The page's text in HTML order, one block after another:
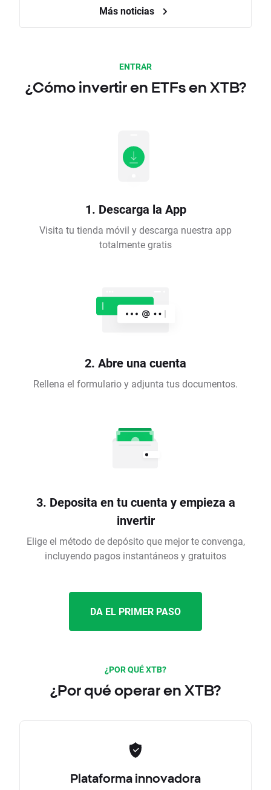
Más noticias
ENTRAR
¿Cómo invertir en ETFs en XTB?
1. Descarga la App
Visita tu tienda móvil y descarga nuestra app
totalmente gratis
2. Abre una cuenta
Rellena el formulario y adjunta tus documentos.
3. Deposita en tu cuenta y empieza a
invertir
Elige el método de depósito que mejor te convenga,
incluyendo pagos instantáneos y gratuitos
DA EL PRIMER PASO
¿POR QUÉ XTB?
¿Por qué operar en XTB?
Plataforma innovadora